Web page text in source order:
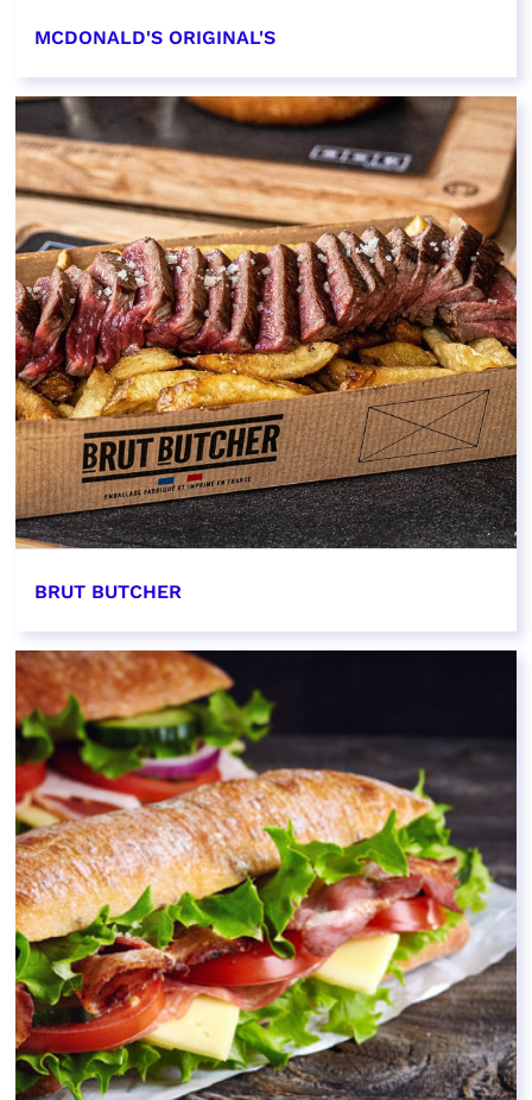
MCDONALD'S ORIGINAL'S
EN SAVOIR PLUS
BRUT BUTCHER
EN SAVOIR PLUS